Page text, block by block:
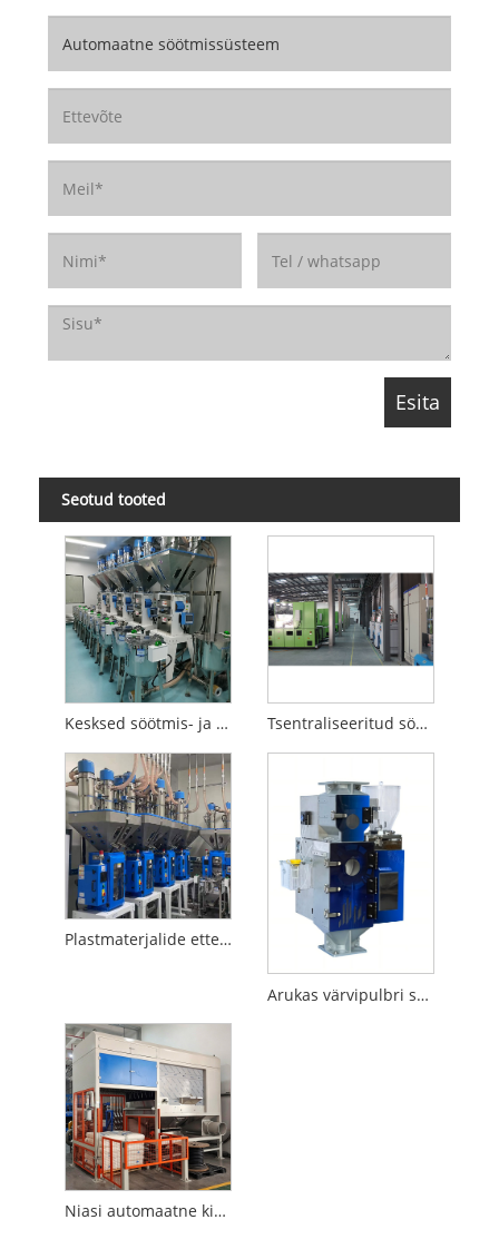
Seotud tooted
Kesksed söötmis- ja transpordisüsteemid Tsentraliseeritud söötmissüsteem
Plastmaterjalide etteandesüsteemid
Arukas värvipulbri segamine
Niasi automaatne kiht-kihilt lahtipakkimismasin Materjalijäätmed puuduvad